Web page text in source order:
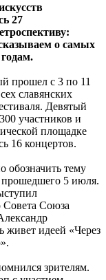
27
о самых
прошел с 3 по 11
славянских
Девятый
участников и
площадке
16 концертов.
обозначить тему
прошедшего 5 июля.
Совета Союза
живет идеей «Через
зрителям.